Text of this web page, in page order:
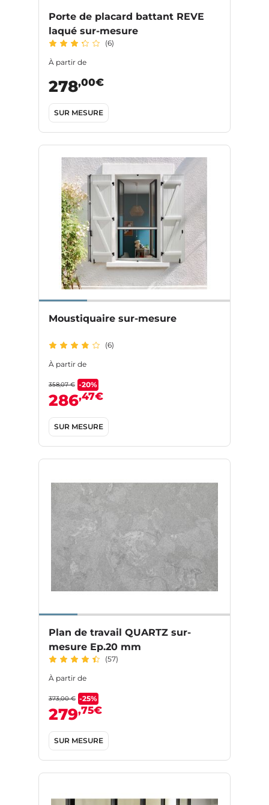
Porte de placard battant REVE
laqué sur-mesure
(6)
À partir de
278,00€
SUR MESURE
Moustiquaire sur-mesure
(6)
À partir de
358,07 € -20%
286,47€
SUR MESURE
Plan de travail QUARTZ sur-
mesure Ep.20 mm
(57)
À partir de
373,00 € -25%
279,75€
SUR MESURE